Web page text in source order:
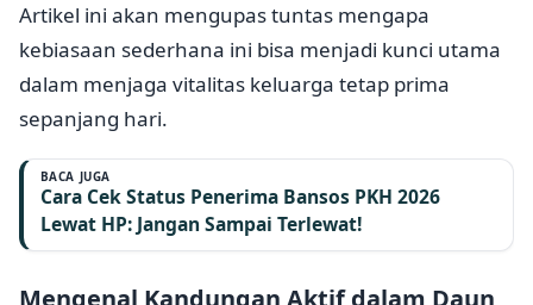
Artikel ini akan mengupas tuntas mengapa
kebiasaan sederhana ini bisa menjadi kunci utama
dalam menjaga vitalitas keluarga tetap prima
sepanjang hari.
BACA JUGA
Cara Cek Status Penerima Bansos PKH 2026
Lewat HP: Jangan Sampai Terlewat!
Mengenal Kandungan Aktif dalam Daun